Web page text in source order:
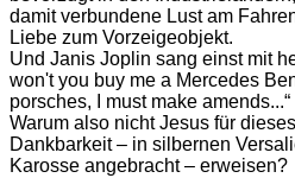
damit verbundene Lust am
Liebe zum Vorzeigeobjekt.
Und Janis Joplin sang einst mit
won't you buy me a Mercedes
porsches, I must make amends...“
Warum also nicht Jesus für
Dankbarkeit – in silbernen
Karosse angebracht – erweisen?